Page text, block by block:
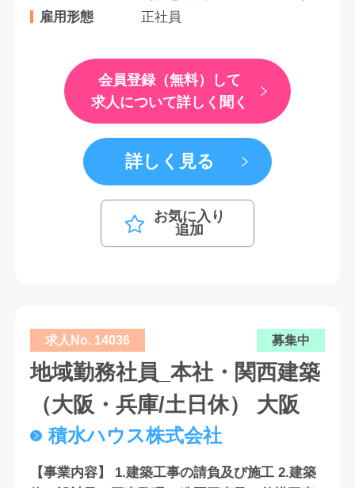
雇用形態
正社員
会員登録（無料）して
求人について詳しく聞く
詳しく見る
お気に入り
追加
求人No. 14036 募集中
地域勤務社員_本社・関西建築
（大阪・兵庫/土日休） 大阪
積水ハウス株式会社
【事業内容】 1.建築工事の請負及び施工 2.建築